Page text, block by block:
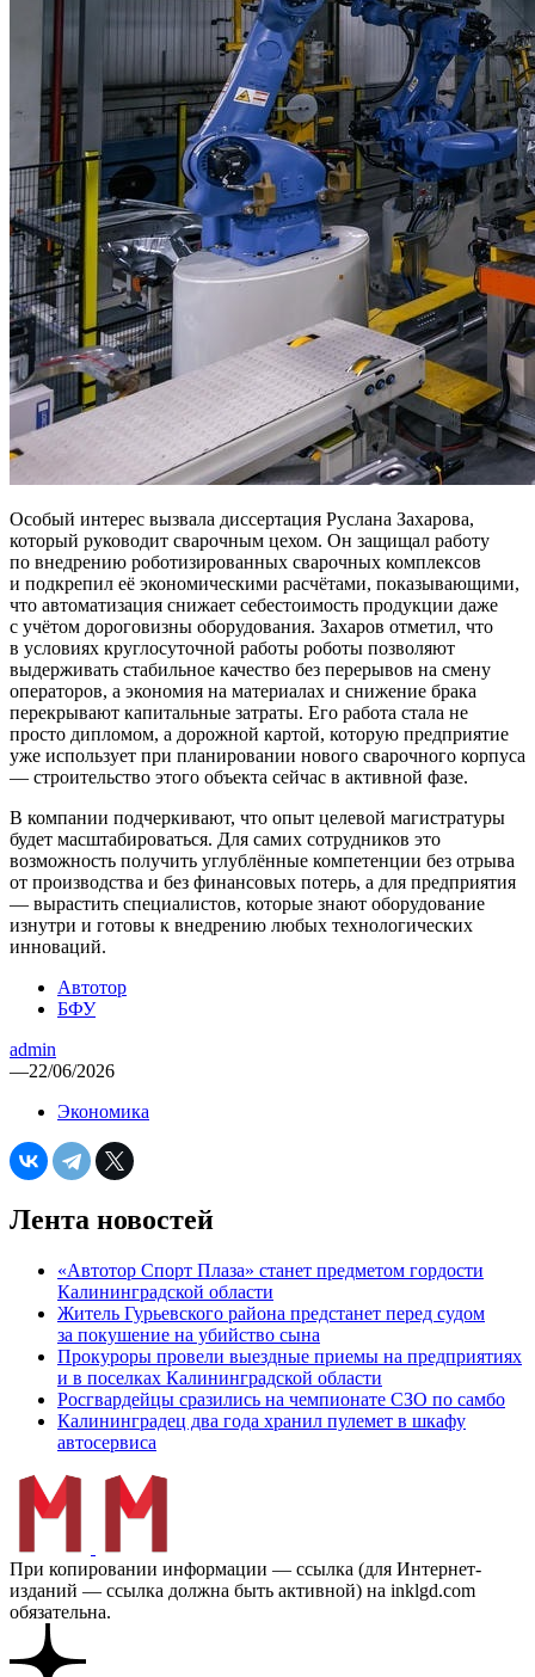
Особый интерес вызвала диссертация Руслана Захарова,
который руководит сварочным цехом. Он защищал работу
по внедрению роботизированных сварочных комплексов
и подкрепил её экономическими расчётами, показывающими,
что автоматизация снижает себестоимость продукции даже
с учётом дороговизны оборудования. Захаров отметил, что
в условиях круглосуточной работы роботы позволяют
выдерживать стабильное качество без перерывов на смену
операторов, а экономия на материалах и снижение брака
перекрывают капитальные затраты. Его работа стала не
просто дипломом, а дорожной картой, которую предприятие
уже использует при планировании нового сварочного корпуса
— строительство этого объекта сейчас в активной фазе.
В компании подчеркивают, что опыт целевой магистратуры
будет масштабироваться. Для самих сотрудников это
возможность получить углублённые компетенции без отрыва
от производства и без финансовых потерь, а для предприятия
— вырастить специалистов, которые знают оборудование
изнутри и готовы к внедрению любых технологических
инноваций.
Автотор
БФУ
admin
—22/06/2026
Экономика
Лента новостей
«Автотор Спорт Плаза» станет предметом гордости
Калининградской области
Житель Гурьевского района предстанет перед судом
за покушение на убийство сына
Прокуроры провели выездные приемы на предприятиях
и в поселках Калининградской области
Росгвардейцы сразились на чемпионате СЗО по самбо
Калининградец два года хранил пулемет в шкафу
автосервиса
При копировании информации — ссылка (для Интернет-
изданий — ссылка должна быть активной) на inklgd.com
обязательна.